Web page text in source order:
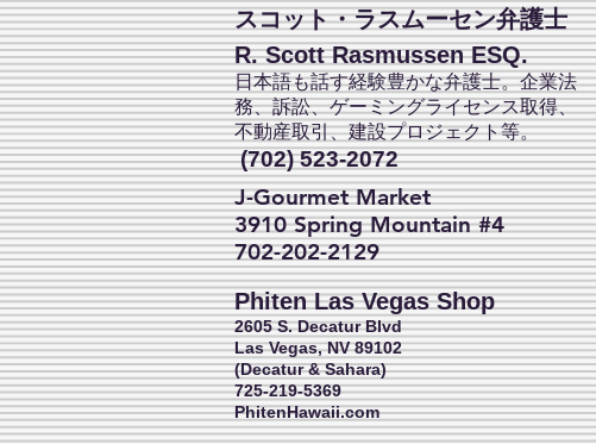
スコット・ラスムーセン弁護士
R. Scott Rasmussen ESQ.
日本語も話す経験豊かな弁護士。企業法
務、訴訟、ゲーミングライセンス取得、
不動産取引、建設プロジェクト等。
(702) 523-2072
J-Gourmet Market
3910 Spring Mountain #4
702-202-2129
Phiten Las Vegas Shop
2605 S. Decatur Blvd
Las Vegas, NV 89102
(Decatur & Sahara)
725-219-5369
PhitenHawaii.com